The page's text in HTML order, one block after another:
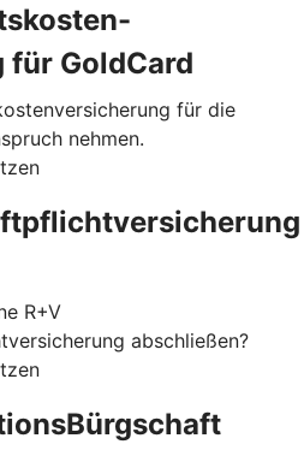
GoldCard
für die
nehmen.
R+V
abschließen?